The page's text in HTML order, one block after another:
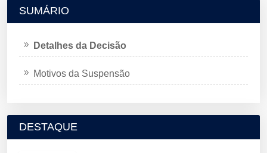
SUMÁRIO
Detalhes da Decisão
Motivos da Suspensão
DESTAQUE